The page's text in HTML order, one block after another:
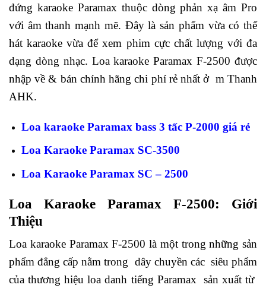
đứng karaoke Paramax thuộc dòng phản xạ âm Pro
với âm thanh mạnh mẽ. Đây là sản phẩm vừa có thể
hát karaoke vừa để xem phim cực chất lượng với đa
dạng dòng nhạc. Loa karaoke Paramax F-2500 được
nhập về & bán chính hãng chi phí rẻ nhất ở m Thanh
AHK.
Loa karaoke Paramax bass 3 tấc P-2000 giá rẻ
Loa Karaoke Paramax SC-3500
Loa Karaoke Paramax SC – 2500
Loa Karaoke Paramax F-2500: Giới
Thiệu
Loa karaoke Paramax F-2500 là một trong những sản
phẩm đẳng cấp nằm trong dây chuyền các siêu phẩm
của thương hiệu loa danh tiếng Paramax sản xuất từ